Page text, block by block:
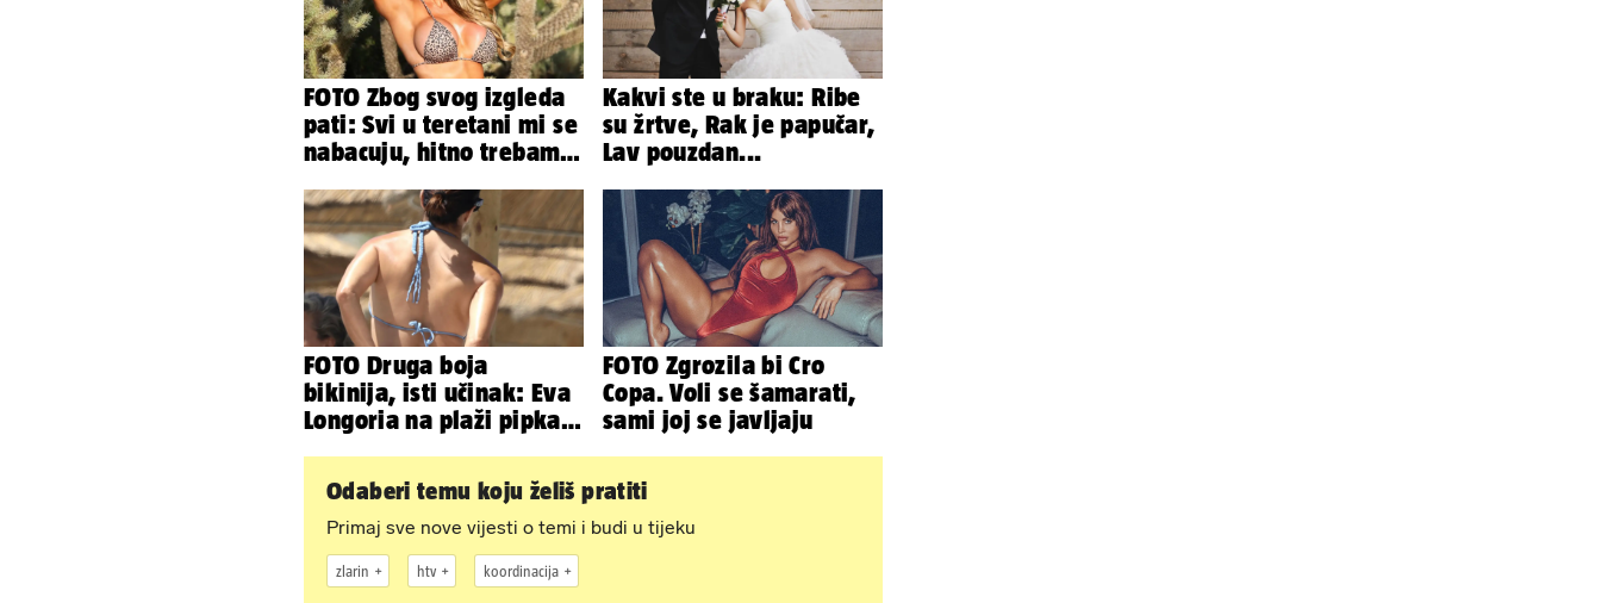
FOTO Zbog svog izgleda
pati: Svi u teretani mi se
nabacuju, hitno trebam
Kakvi ste u braku: Ribe
su žrtve, Rak je papučar,
Lav pouzdan...
FOTO Druga boja
bikinija, isti učinak: Eva
Longoria na plaži pipkala
FOTO Zgrozila bi Cro
Copa. Voli se šamarati,
sami joj se javljaju
Odaberi temu koju želiš pratiti
Primaj sve nove vijesti o temi i budi u tijeku
zlarin htv koordinacija